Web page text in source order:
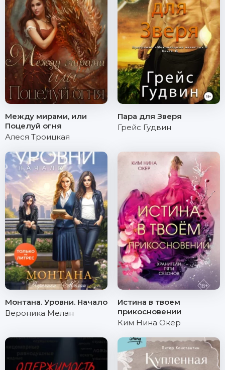
Между мирами, или
Поцелуй огня
Алеся Троицкая
Пара для Зверя
Грейс Гудвин
Монтана. Уровни. Начало
Вероника Мелан
Истина в твоем
прикосновении
Ким Нина Окер